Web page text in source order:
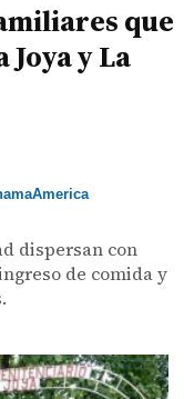
que
y La
dispersan con
de comida y